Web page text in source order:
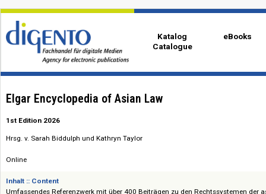
Katalog
Catalogue
Elgar Encyclopedia of Asian Law
1st Edition 2026
Online